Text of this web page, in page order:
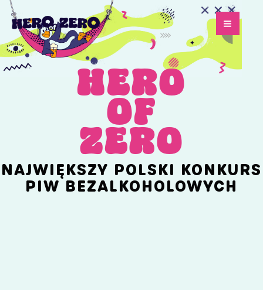
Przejdź
do
treści
HERO
OF
ZERO
NAJWIĘKSZY POLSKI KONKURS
PIW BEZALKOHOLOWYCH